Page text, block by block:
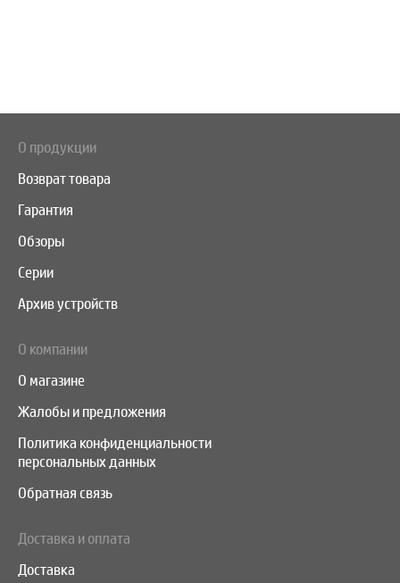
О продукции
Возврат товара
Гарантия
Обзоры
Серии
Архив устройств
О компании
О магазине
Жалобы и предложения
Политика конфиденциальности
персональных данных
Обратная связь
Доставка и оплата
Доставка